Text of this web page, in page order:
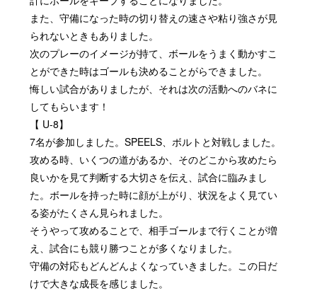
また、守備になった時の切り替えの速さや粘り強さが見
られないときもありました。
次のプレーのイメージが持て、ボールをうまく動かすこ
とができた時はゴールも決めることがらできました。
悔しい試合がありましたが、それは次の活動へのバネに
してもらいます！
【 U-8】
7名が参加しました。SPEELS、ボルトと対戦しました。
攻める時、いくつの道があるか、そのどこから攻めたら
良いかを見て判断する大切さを伝え、試合に臨みまし
た。ボールを持った時に顔が上がり、状況をよく見てい
る姿がたくさん見られました。
そうやって攻めることで、相手ゴールまで行くことが増
え、試合にも競り勝つことが多くなりました。
守備の対応もどんどんよくなっていきました。この日だ
けで大きな成長を感じました。